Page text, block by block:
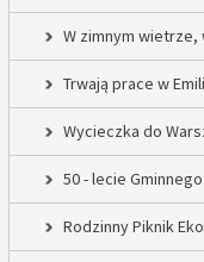
W zimnym
Trwają prace w
Wycieczka do
50 - lecie
Rodzinny Piknik